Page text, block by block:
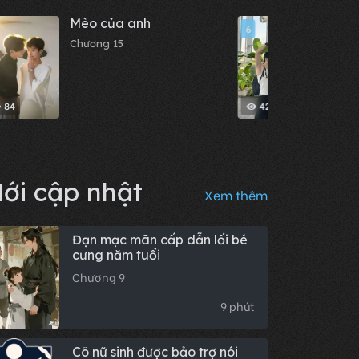
84
Mèo của anh
Chương 15
421
6
cập nhật Xem thêm
Đạn mạc mãn cấp dẫn lối bé
cưng năm tuổi
Chương 9
9 phút
Cô nữ sinh được bảo trợ nói